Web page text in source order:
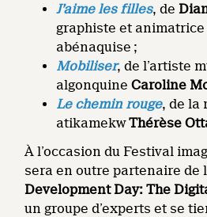
J’aime les filles, de
graphiste et animatrice
abénaquise ;
Mobiliser, de l’artiste
algonquineCaroline
Le chemin rouge, de la
atikamekwThérèse
À l’occasion du Festival
sera en outre partenaire de
Development Day: The
un groupe d’experts et se